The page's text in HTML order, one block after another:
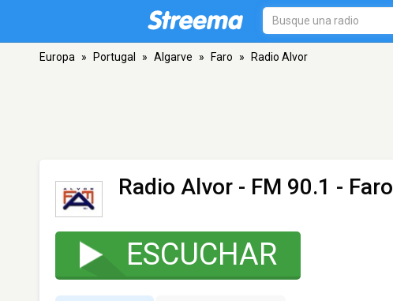
Europa » Portugal » Algarve » Faro » Radio Alvor
Radio Alvor - FM 90.1 - Faro
ESCUCHAR